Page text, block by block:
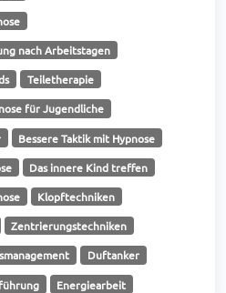
nach Arbeitstagen
Teiletherapie
für Jugendliche
Bessere Taktik mit Hypnose
Das innere Kind treffen
Klopftechniken
Zentrierungstechniken
Duftanker
Energiearbeit